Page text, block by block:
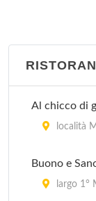
Al chicco di
località
Buono e
largo 1°